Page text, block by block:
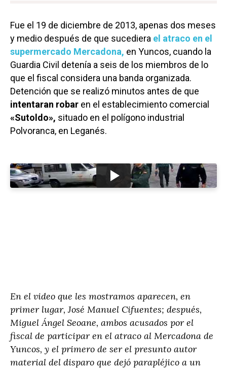
Fue el 19 de diciembre de 2013, apenas dos meses
y medio después de que sucediera el atraco en el
supermercado Mercadona, en Yuncos, cuando la
Guardia Civil detenía a seis de los miembros de lo
que el fiscal considera una banda organizada.
Detención que se realizó minutos antes de que
intentaran robar en el establecimiento comercial
«Sutoldo», situado en el polígono industrial
Polvoranca, en Leganés.
En el video que les mostramos aparecen, en
primer lugar, José Manuel Cifuentes; después,
Miguel Ángel Seoane, ambos acusados por el
fiscal de participar en el atraco al Mercadona de
Yuncos, y el primero de ser el presunto autor
material del disparo que dejó parapléjico a un